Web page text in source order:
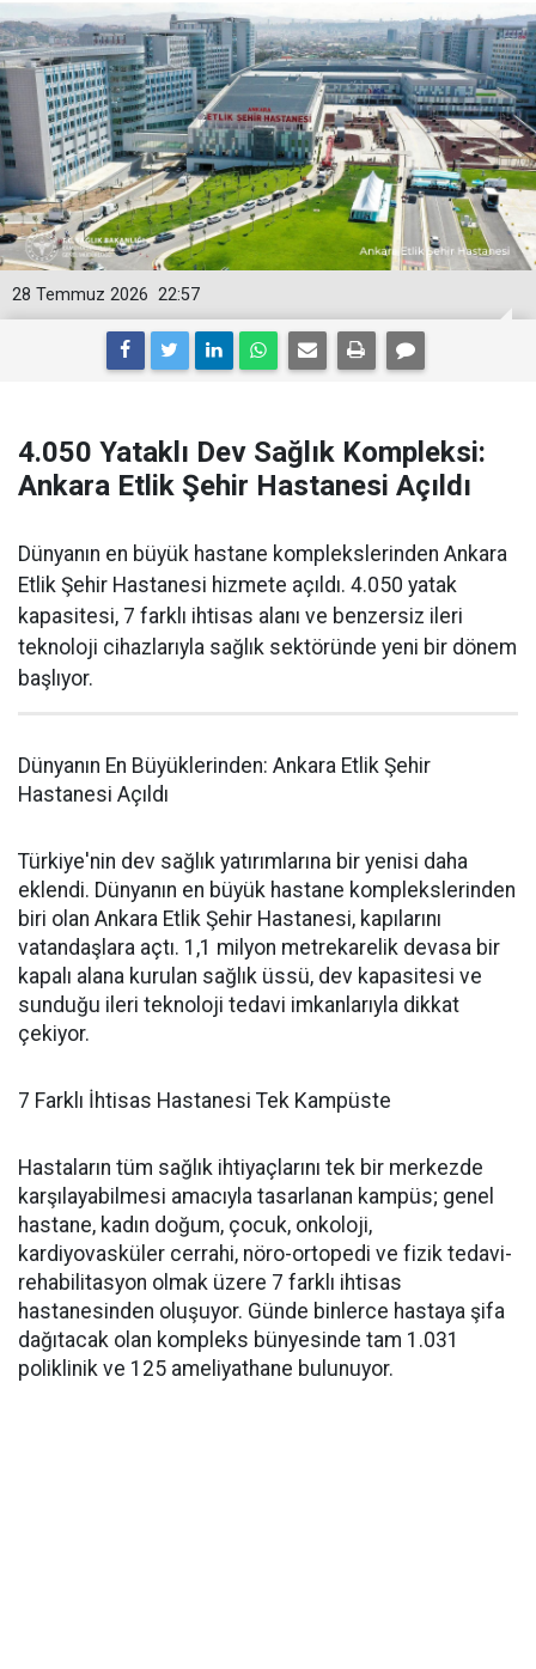
22:57
28 Temmuz 2026
4.050 Yataklı Dev Sağlık Kompleksi:
Ankara Etlik Şehir Hastanesi Açıldı
Dünyanın en büyük hastane komplekslerinden Ankara
Etlik Şehir Hastanesi hizmete açıldı. 4.050 yatak
kapasitesi, 7 farklı ihtisas alanı ve benzersiz ileri
teknoloji cihazlarıyla sağlık sektöründe yeni bir dönem
başlıyor.
Dünyanın En Büyüklerinden: Ankara Etlik Şehir
Hastanesi Açıldı
Türkiye'nin dev sağlık yatırımlarına bir yenisi daha
eklendi. Dünyanın en büyük hastane komplekslerinden
biri olan Ankara Etlik Şehir Hastanesi, kapılarını
vatandaşlara açtı. 1,1 milyon metrekarelik devasa bir
kapalı alana kurulan sağlık üssü, dev kapasitesi ve
sunduğu ileri teknoloji tedavi imkanlarıyla dikkat
çekiyor.
7 Farklı İhtisas Hastanesi Tek Kampüste
Hastaların tüm sağlık ihtiyaçlarını tek bir merkezde
karşılayabilmesi amacıyla tasarlanan kampüs; genel
hastane, kadın doğum, çocuk, onkoloji,
kardiyovasküler cerrahi, nöro-ortopedi ve fizik tedavi-
rehabilitasyon olmak üzere 7 farklı ihtisas
hastanesinden oluşuyor. Günde binlerce hastaya şifa
dağıtacak olan kompleks bünyesinde tam 1.031
poliklinik ve 125 ameliyathane bulunuyor.